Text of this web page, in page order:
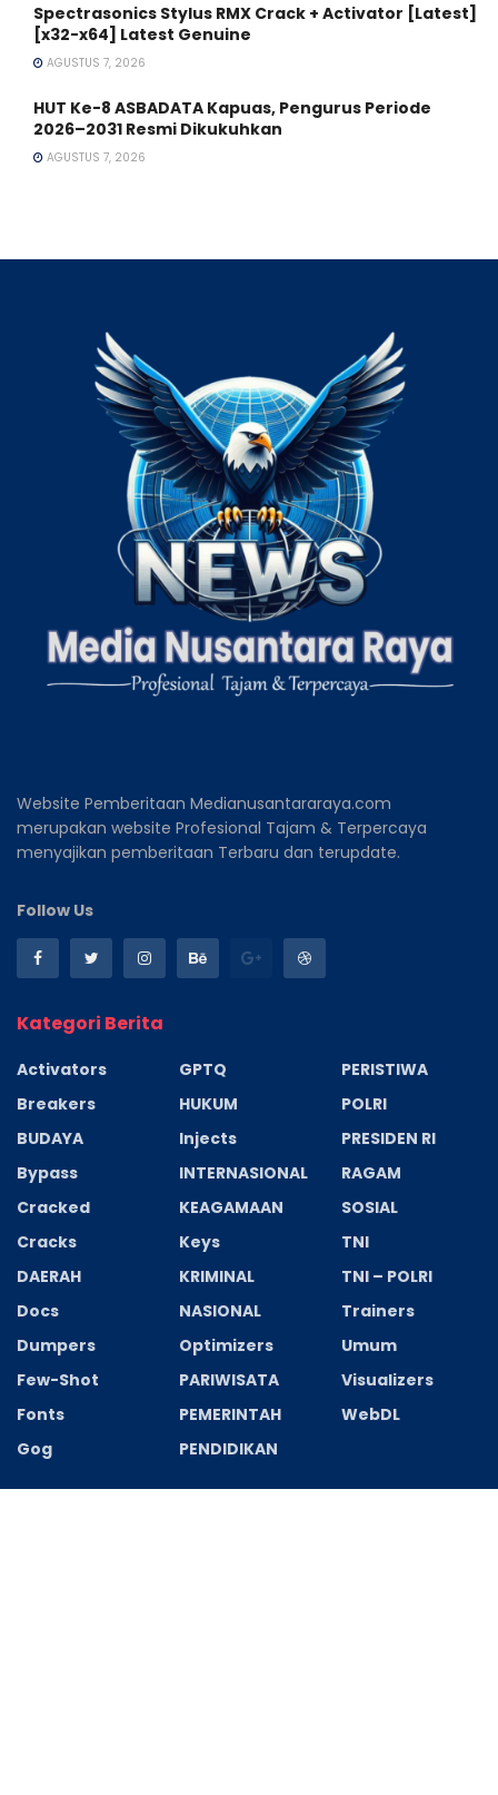
Spectrasonics Stylus RMX Crack + Activator [Latest]
[x32-x64] Latest Genuine
AGUSTUS 7, 2026
HUT Ke-8 ASBADATA Kapuas, Pengurus Periode
2026–2031 Resmi Dikukuhkan
AGUSTUS 7, 2026
Website Pemberitaan Medianusantararaya.com
merupakan website Profesional Tajam & Terpercaya
menyajikan pemberitaan Terbaru dan terupdate.
Follow Us
Kategori Berita
Activators
Breakers
BUDAYA
Bypass
Cracked
Cracks
DAERAH
Docs
Dumpers
Few-Shot
Fonts
Gog
GPTQ
HUKUM
Injects
INTERNASIONAL
KEAGAMAAN
Keys
KRIMINAL
NASIONAL
Optimizers
PARIWISATA
PEMERINTAH
PENDIDIKAN
PERISTIWA
POLRI
PRESIDEN RI
RAGAM
SOSIAL
TNI
TNI – POLRI
Trainers
Umum
Visualizers
WebDL